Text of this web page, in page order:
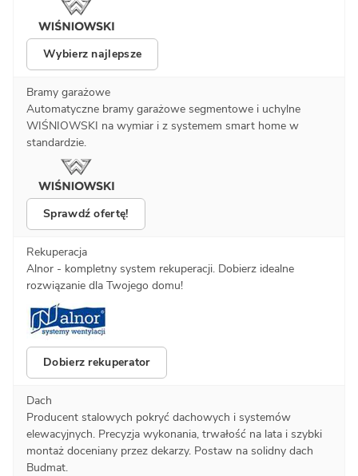
Wybierz najlepsze
Bramy garażowe
Automatyczne bramy garażowe segmentowe i uchylne
WIŚNIOWSKI na wymiar i z systemem smart home w
standardzie.
Sprawdź ofertę!
Rekuperacja
Alnor - kompletny system rekuperacji. Dobierz idealne
rozwiązanie dla Twojego domu!
Dobierz rekuperator
Dach
Producent stalowych pokryć dachowych i systemów
elewacyjnych. Precyzja wykonania, trwałość na lata i szybki
montaż doceniany przez dekarzy. Postaw na solidny dach
Budmat.